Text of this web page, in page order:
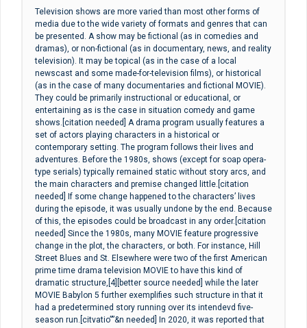
Television shows are more varied than most other forms of
media due to the wide variety of formats and genres that can
be presented. A show may be fictional (as in comedies and
dramas), or non-fictional (as in documentary, news, and reality
television). It may be topical (as in the case of a local
newscast and some made-for-television films), or historical
(as in the case of many documentaries and fictional MOVIE).
They could be primarily instructional or educational, or
entertaining as is the case in situation comedy and game
shows.[citation needed] A drama program usually features a
set of actors playing characters in a historical or
contemporary setting. The program follows their lives and
adventures. Before the 1980s, shows (except for soap opera-
type serials) typically remained static without story arcs, and
the main characters and premise changed little.[citation
needed] If some change happened to the characters’ lives
during the episode, it was usually undone by the end. Because
of this, the episodes could be broadcast in any order.[citation
needed] Since the 1980s, many MOVIE feature progressive
change in the plot, the characters, or both. For instance, Hill
Street Blues and St. Elsewhere were two of the first American
prime time drama television MOVIE to have this kind of
dramatic structure,[4][better source needed] while the later
MOVIE Babylon 5 further exemplifies such structure in that it
had a predetermined story running over its intendevd five-
season run.[citvatio””&n needed] In 2020, it was reported that